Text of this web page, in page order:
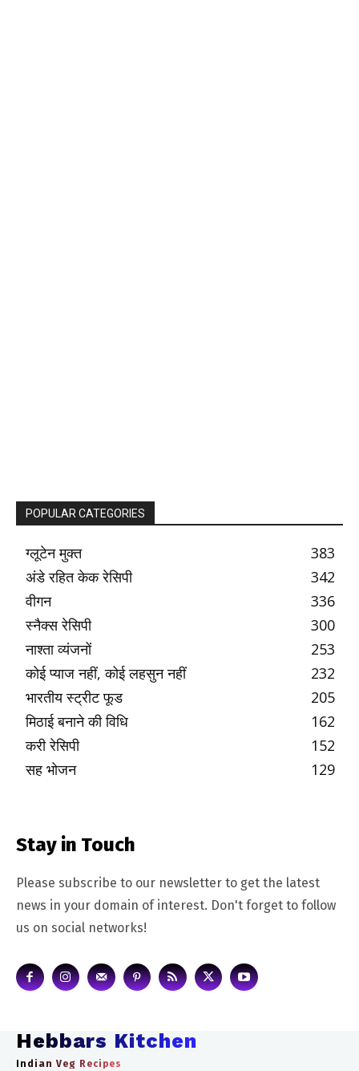
POPULAR CATEGORIES
ग्लूटेन मुक्त
383
अंडे रहित केक रेसिपी
342
वीगन
336
स्नैक्स रेसिपी
300
नाश्ता व्यंजनों
253
कोई प्याज नहीं, कोई लहसुन नहीं
232
भारतीय स्ट्रीट फूड
205
मिठाई बनाने की विधि
162
करी रेसिपी
152
सह भोजन
129
Stay in Touch
Please subscribe to our newsletter to get the latest
news in your domain of interest. Don't forget to follow
us on social networks!
Hebbars Kitchen
Indian Veg Recipes